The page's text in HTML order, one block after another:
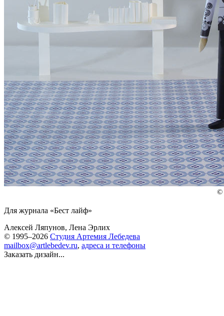
Для журнала «Бест лайф»
Алексей Ляпунов, Лена Эрлих
© 1995–2026 Студия Артемия Лебедева
mailbox@artlebedev.ru, адреса и телефоны
Заказать дизайн...